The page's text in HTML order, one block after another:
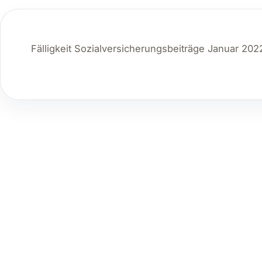
Fälligkeit Sozialversicherungsbeiträge Januar